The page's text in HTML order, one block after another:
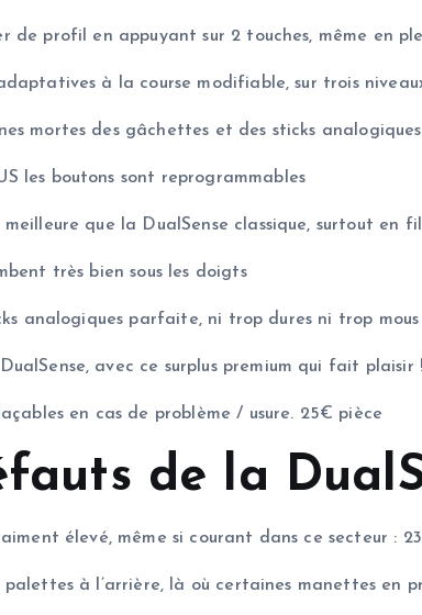
de profil en appuyant sur 2 touches, même en
à la course modifiable, sur trois
mortes des gâchettes et des sticks analogiques
les boutons sont reprogrammables
que la DualSense classique, surtout en
très bien sous les doigts
analogiques parfaite, ni trop dures ni trop mous
avec ce surplus premium qui fait plaisir !
en cas de problème / usure. 25€ pièce
de la
élevé, même si courant dans ce secteur :
palettes à l’arrière, là où certaines manettes en